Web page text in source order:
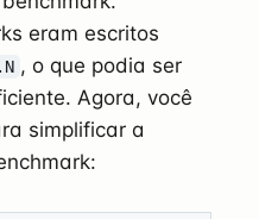
eram escritos
, o que podia ser
Agora, você
simplificar a